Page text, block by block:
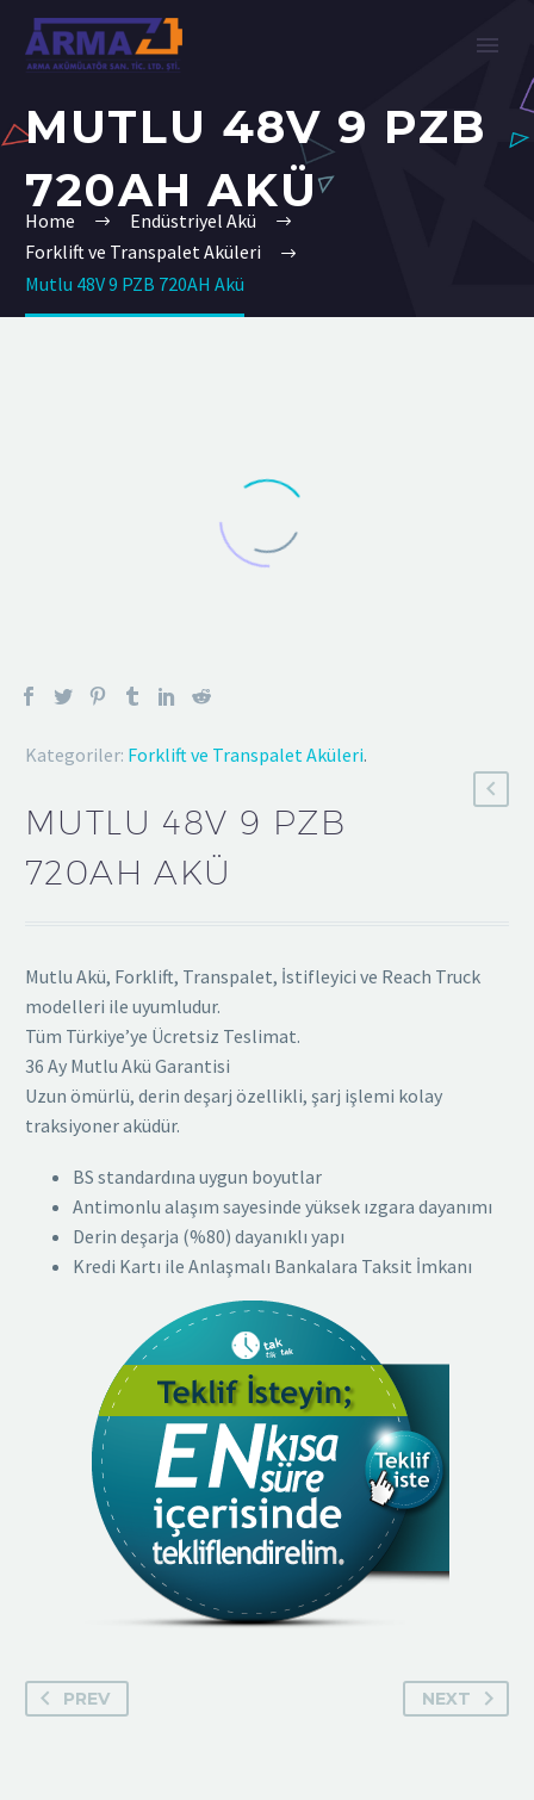
MUTLU 48V 9 PZB
720AH AKÜ
Home
Endüstriyel Akü
Forklift ve Transpalet Aküleri
Mutlu 48V 9 PZB 720AH Akü
Kategoriler: Forklift ve Transpalet Aküleri.
MUTLU 48V 9 PZB
720AH AKÜ
Mutlu Akü, Forklift, Transpalet, İstifleyici ve Reach Truck
modelleri ile uyumludur.
Tüm Türkiye’ye Ücretsiz Teslimat.
36 Ay Mutlu Akü Garantisi
Uzun ömürlü, derin deşarj özellikli, şarj işlemi kolay
traksiyoner aküdür.
BS standardına uygun boyutlar
Antimonlu alaşım sayesinde yüksek ızgara dayanımı
Derin deşarja (%80) dayanıklı yapı
Kredi Kartı ile Anlaşmalı Bankalara Taksit İmkanı
PREV NEXT